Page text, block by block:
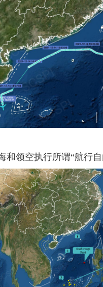
和领空执行所谓“航行